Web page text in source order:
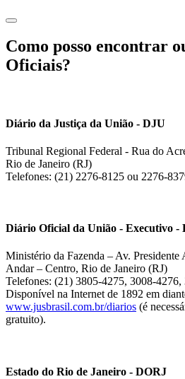
Como posso encontrar
Oficiais?
Diário da Justiça da União - DJU
Tribunal Regional Federal - Rua do
Rio de Janeiro (RJ)
Telefones: (21) 2276-8125 ou 2276-
Diário Oficial da União - Executivo -
Ministério da Fazenda – Av. Presidente
Andar – Centro, Rio de Janeiro (RJ)
Telefones: (21) 3805-4275, 3008-
Disponível na Internet de 1892 em
www.jusbrasil.com.br/diarios (é
gratuito).
Estado do Rio de Janeiro - DORJ